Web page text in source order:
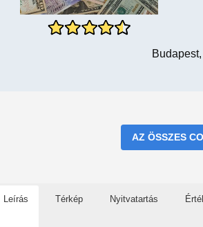
AZ ÖSSZES
Leírás Térkép Nyitvatartás